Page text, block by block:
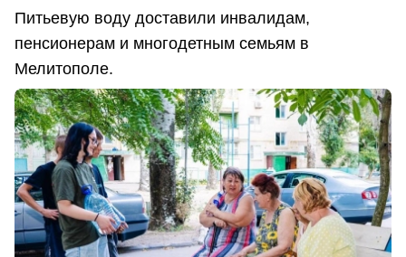
Питьевую воду доставили инвалидам,
пенсионерам и многодетным семьям в
Мелитополе.